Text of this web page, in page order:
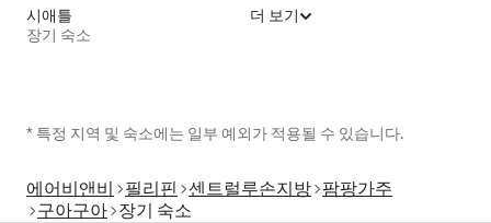
시애틀
장기 숙소
더 보기
* 특정 지역 및 숙소에는 일부 예외가 적용될 수 있습니다.
에어비앤비 필리핀 센트럴루손지방 팜팡가주
구아구아 장기 숙소